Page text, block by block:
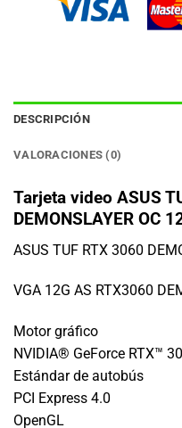
DESCRIPCIÓN
VALORACIONES (0)
Tarjeta video ASUS
DEMONSLAYER OC
ASUS TUF RTX 3060
VGA 12G AS RTX3060
Motor gráfico
NVIDIA® GeForce RTX™
Estándar de autobús
PCI Express 4.0
OpenGL